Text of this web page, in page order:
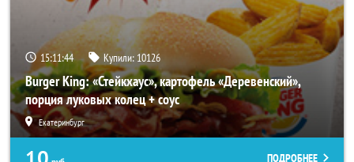
15:11:40 Купили: 10126
Burger King: «Стейкхаус», картофель «Деревенский»,
порция луковых колец + соус
Екатеринбург
ПОДРОБНЕЕ